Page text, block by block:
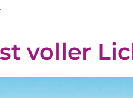
voller